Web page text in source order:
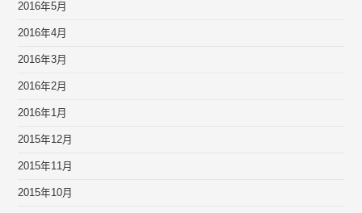
2016年5月
2016年4月
2016年3月
2016年2月
2016年1月
2015年12月
2015年11月
2015年10月